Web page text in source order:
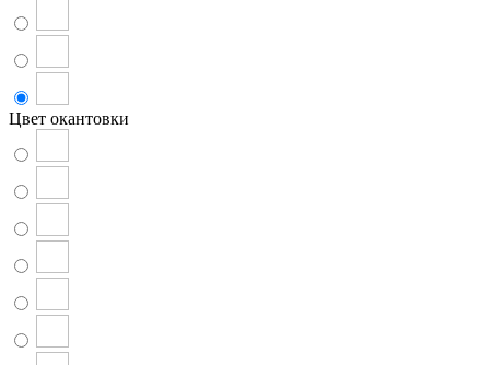
Цвет окантовки